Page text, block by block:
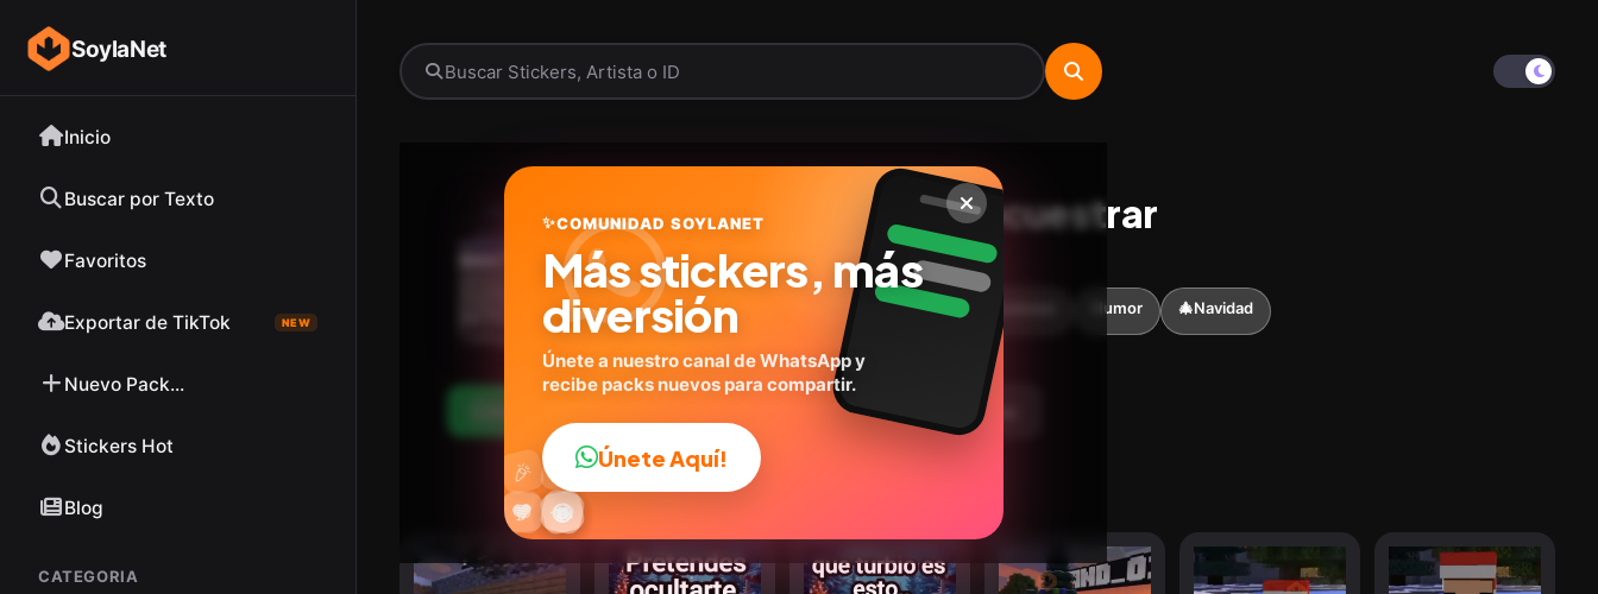
SoylaNet
Inicio
Buscar por Texto
Favoritos
Exportar de TikTok NEW
Nuevo Pack...
Stickers Hot
Blog
CATEGORIA
Santa Claus te va a secuestrar
@geysioystickers
14stickers 🎮Juegos Expresiones Humor 🎄Navidad
Agregar a favoritos
😎
😂
🔥
💬
❤️ ✨
🤩
😜
🎉 👍
✨COMUNIDAD SOYLANET
Más stickers, más
diversión
Únete a nuestro canal de WhatsApp y
recibe packs nuevos para compartir.
Únete Aquí!